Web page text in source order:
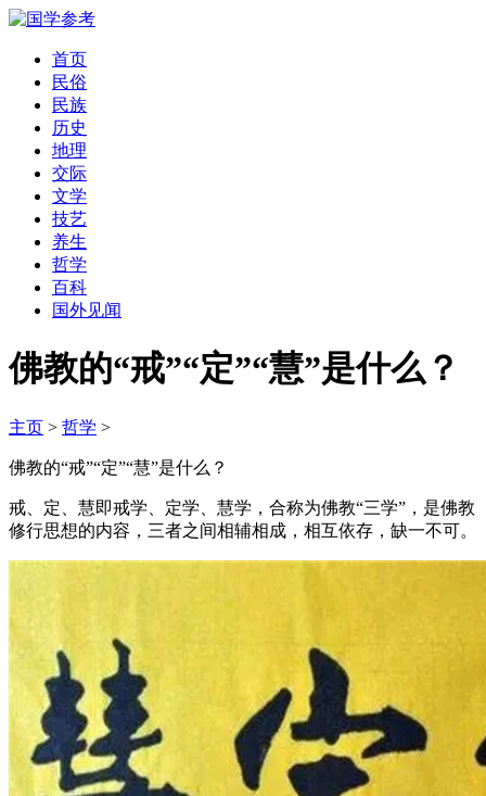
首页
民俗
民族
历史
地理
交际
文学
技艺
养生
哲学
百科
国外见闻
佛教的“戒”“定”“慧”是什么？
主页 > 哲学 >
佛教的“戒”“定”“慧”是什么？
戒、定、慧即戒学、定学、慧学，合称为佛教“三学”，是佛教
修行思想的内容，三者之间相辅相成，相互依存，缺一不可。